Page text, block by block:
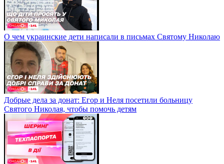
О чем украинские дети написали в письмах Святому Николаю
Добрые дела за донат: Егор и Неля посетили больницу
Святого Николая, чтобы помочь детям